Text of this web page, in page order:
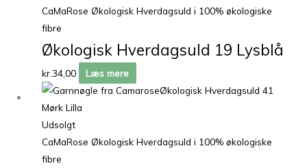
CaMaRose Økologisk Hverdagsuld i 100% økologiske
fibre
Økologisk Hverdagsuld 19 Lysblå
kr.34,00 Læs mere
Udsolgt
CaMaRose Økologisk Hverdagsuld i 100% økologiske
fibre